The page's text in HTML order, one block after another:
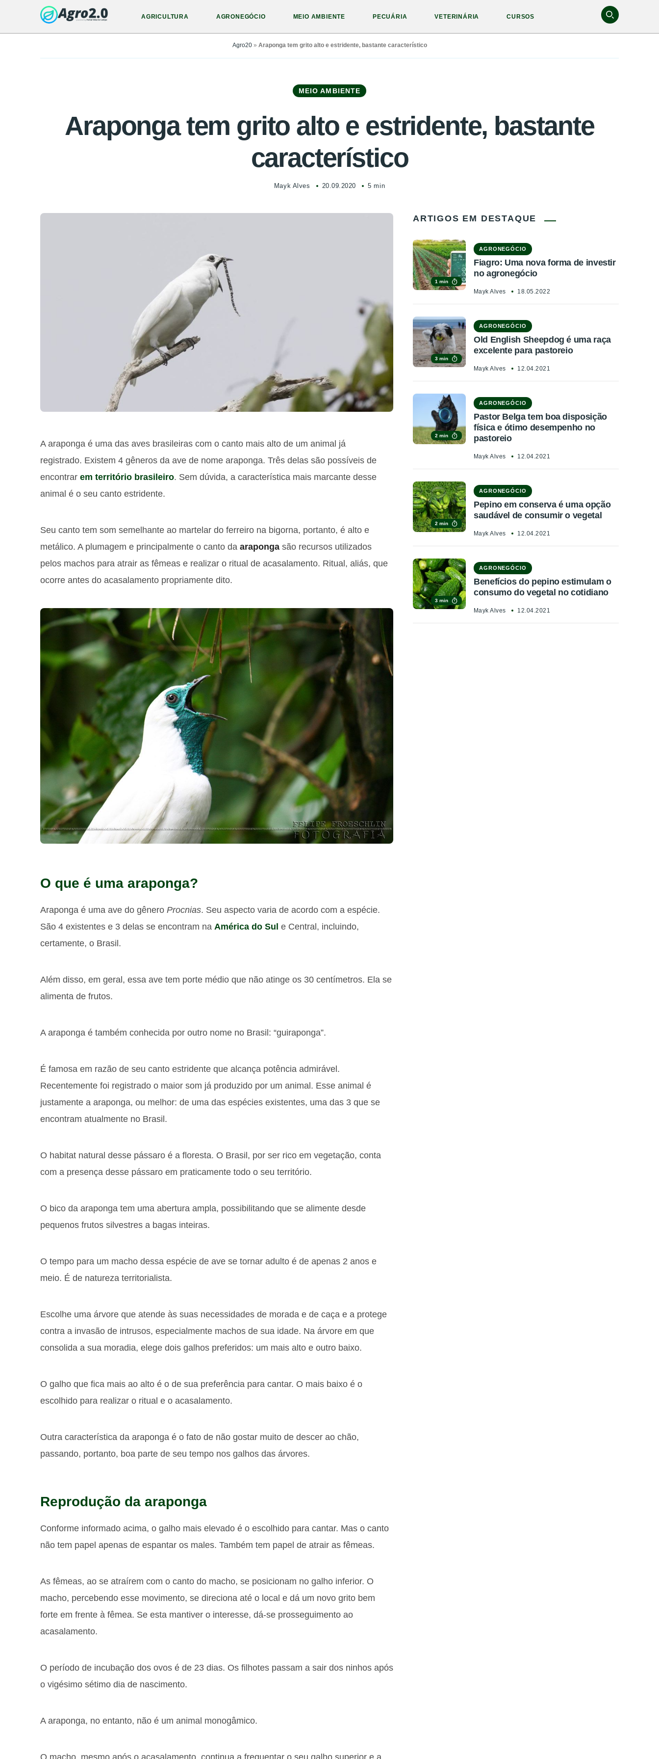
AGRICULTURA AGRONEGÓCIO MEIO AMBIENTE PECUÁRIA VETERINÁRIA CURSOS
Agro20» Araponga tem grito alto e estridente, bastante característico
MEIO AMBIENTE
Araponga tem grito alto e estridente, bastante
característico
Mayk Alves 20.09.2020 5 min
A araponga é uma das aves brasileiras com o canto mais alto de um animal já
registrado. Existem 4 gêneros da ave de nome araponga. Três delas são possíveis de
encontrar em território brasileiro. Sem dúvida, a característica mais marcante desse
animal é o seu canto estridente.
Seu canto tem som semelhante ao martelar do ferreiro na bigorna, portanto, é alto e
metálico. A plumagem e principalmente o canto da araponga são recursos utilizados
pelos machos para atrair as fêmeas e realizar o ritual de acasalamento. Ritual, aliás, que
ocorre antes do acasalamento propriamente dito.
O que é uma araponga?
Araponga é uma ave do gênero Procnias. Seu aspecto varia de acordo com a espécie.
São 4 existentes e 3 delas se encontram na América do Sul e Central, incluindo,
certamente, o Brasil.
Além disso, em geral, essa ave tem porte médio que não atinge os 30 centímetros. Ela se
alimenta de frutos.
A araponga é também conhecida por outro nome no Brasil: “guiraponga”.
É famosa em razão de seu canto estridente que alcança potência admirável.
Recentemente foi registrado o maior som já produzido por um animal. Esse animal é
justamente a araponga, ou melhor: de uma das espécies existentes, uma das 3 que se
encontram atualmente no Brasil.
O habitat natural desse pássaro é a floresta. O Brasil, por ser rico em vegetação, conta
com a presença desse pássaro em praticamente todo o seu território.
O bico da araponga tem uma abertura ampla, possibilitando que se alimente desde
pequenos frutos silvestres a bagas inteiras.
O tempo para um macho dessa espécie de ave se tornar adulto é de apenas 2 anos e
meio. É de natureza territorialista.
Escolhe uma árvore que atende às suas necessidades de morada e de caça e a protege
contra a invasão de intrusos, especialmente machos de sua idade. Na árvore em que
consolida a sua moradia, elege dois galhos preferidos: um mais alto e outro baixo.
O galho que fica mais ao alto é o de sua preferência para cantar. O mais baixo é o
escolhido para realizar o ritual e o acasalamento.
Outra característica da araponga é o fato de não gostar muito de descer ao chão,
passando, portanto, boa parte de seu tempo nos galhos das árvores.
Reprodução da araponga
Conforme informado acima, o galho mais elevado é o escolhido para cantar. Mas o canto
não tem papel apenas de espantar os males. Também tem papel de atrair as fêmeas.
As fêmeas, ao se atraírem com o canto do macho, se posicionam no galho inferior. O
macho, percebendo esse movimento, se direciona até o local e dá um novo grito bem
forte em frente à fêmea. Se esta mantiver o interesse, dá-se prosseguimento ao
acasalamento.
O período de incubação dos ovos é de 23 dias. Os filhotes passam a sair dos ninhos após
o vigésimo sétimo dia de nascimento.
A araponga, no entanto, não é um animal monogâmico.
ARTIGOS EM DESTAQUE
1 min
AGRONEGÓCIO
Fiagro: Uma nova forma de investir
no agronegócio
Mayk Alves 18.05.2022
3 min
AGRONEGÓCIO
Old English Sheepdog é uma raça
excelente para pastoreio
Mayk Alves 12.04.2021
2 min
AGRONEGÓCIO
Pastor Belga tem boa disposição
física e ótimo desempenho no
pastoreio
Mayk Alves 12.04.2021
2 min
AGRONEGÓCIO
Pepino em conserva é uma opção
saudável de consumir o vegetal
Mayk Alves 12.04.2021
3 min
AGRONEGÓCIO
Benefícios do pepino estimulam o
consumo do vegetal no cotidiano
Mayk Alves 12.04.2021